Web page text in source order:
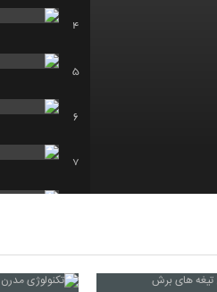
4
5
6
7